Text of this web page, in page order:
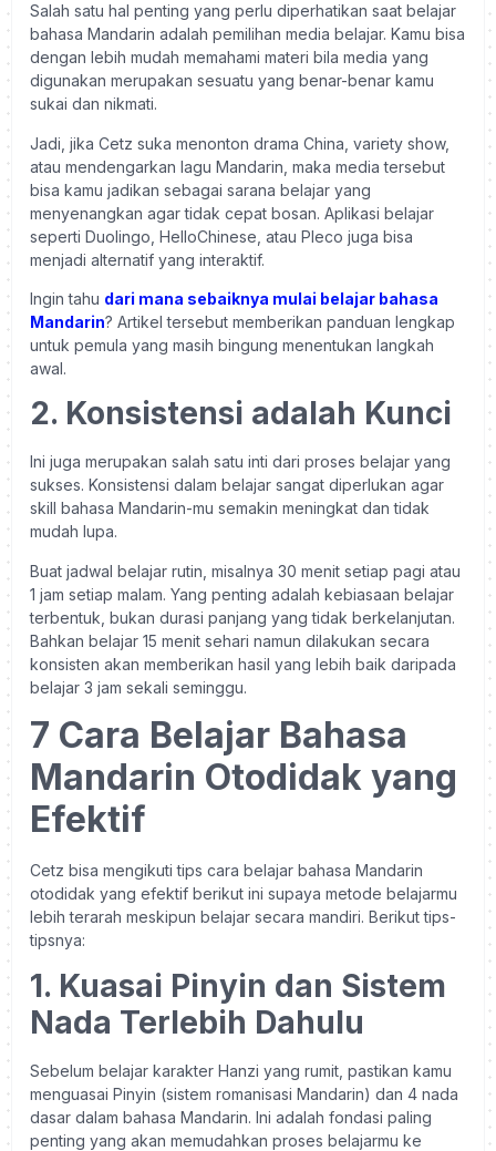
Salah satu hal penting yang perlu diperhatikan saat belajar
bahasa Mandarin adalah pemilihan media belajar. Kamu bisa
dengan lebih mudah memahami materi bila media yang
digunakan merupakan sesuatu yang benar-benar kamu
sukai dan nikmati.
Jadi, jika Cetz suka menonton drama China, variety show,
atau mendengarkan lagu Mandarin, maka media tersebut
bisa kamu jadikan sebagai sarana belajar yang
menyenangkan agar tidak cepat bosan. Aplikasi belajar
seperti Duolingo, HelloChinese, atau Pleco juga bisa
menjadi alternatif yang interaktif.
Ingin tahu dari mana sebaiknya mulai belajar bahasa
Mandarin? Artikel tersebut memberikan panduan lengkap
untuk pemula yang masih bingung menentukan langkah
awal.
2. Konsistensi adalah Kunci
Ini juga merupakan salah satu inti dari proses belajar yang
sukses. Konsistensi dalam belajar sangat diperlukan agar
skill bahasa Mandarin-mu semakin meningkat dan tidak
mudah lupa.
Buat jadwal belajar rutin, misalnya 30 menit setiap pagi atau
1 jam setiap malam. Yang penting adalah kebiasaan belajar
terbentuk, bukan durasi panjang yang tidak berkelanjutan.
Bahkan belajar 15 menit sehari namun dilakukan secara
konsisten akan memberikan hasil yang lebih baik daripada
belajar 3 jam sekali seminggu.
7 Cara Belajar Bahasa
Mandarin Otodidak yang
Efektif
Cetz bisa mengikuti tips cara belajar bahasa Mandarin
otodidak yang efektif berikut ini supaya metode belajarmu
lebih terarah meskipun belajar secara mandiri. Berikut tips-
tipsnya:
1. Kuasai Pinyin dan Sistem
Nada Terlebih Dahulu
Sebelum belajar karakter Hanzi yang rumit, pastikan kamu
menguasai Pinyin (sistem romanisasi Mandarin) dan 4 nada
dasar dalam bahasa Mandarin. Ini adalah fondasi paling
penting yang akan memudahkan proses belajarmu ke